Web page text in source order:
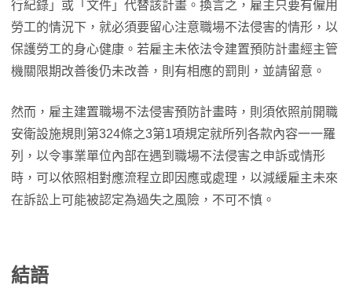
行紀錄」或「文件」代替該計畫。換言之，雇主只要有僱用
勞工的情況下，就必須要留心注意職場不法侵害的情形，以
保護勞工的身心健康。若雇主未依法令建置預防計畫經主管
機關限期改善後仍未改善，則有相應的罰則，並請留意。
然而，雇主建置職場不法侵害預防計畫時，則須依照前開職
安衛設施規則第324條之3第1項規定就所列各款內容一一羅
列，以令事業單位內部在遇到職場不法侵害之申訴或情形
時，可以依照相對應流程立即因應或處理，以減緩雇主未來
在訴訟上可能被認定為過失之風險，不可不慎。
結語